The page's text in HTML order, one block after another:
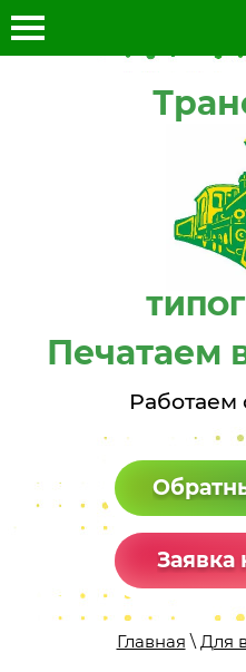
Печатаем
Работаем
Заявка
Главная \ Для